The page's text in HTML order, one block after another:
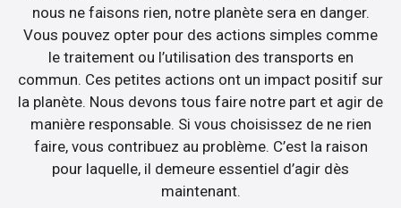
nous ne faisons rien, notre planète sera en danger.
Vous pouvez opter pour des actions simples comme
le traitement ou l’utilisation des transports en
commun. Ces petites actions ont un impact positif sur
la planète. Nous devons tous faire notre part et agir de
manière responsable. Si vous choisissez de ne rien
faire, vous contribuez au problème. C’est la raison
pour laquelle, il demeure essentiel d’agir dès
maintenant.